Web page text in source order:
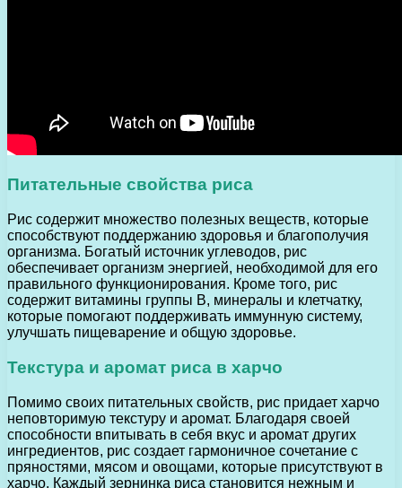
Питательные свойства риса
Рис содержит множество полезных веществ, которые
способствуют поддержанию здоровья и благополучия
организма. Богатый источник углеводов, рис
обеспечивает организм энергией, необходимой для его
правильного функционирования. Кроме того, рис
содержит витамины группы B, минералы и клетчатку,
которые помогают поддерживать иммунную систему,
улучшать пищеварение и общую здоровье.
Текстура и аромат риса в харчо
Помимо своих питательных свойств, рис придает харчо
неповторимую текстуру и аромат. Благодаря своей
способности впитывать в себя вкус и аромат других
ингредиентов, рис создает гармоничное сочетание с
пряностями, мясом и овощами, которые присутствуют в
харчо. Каждый зернинка риса становится нежным и